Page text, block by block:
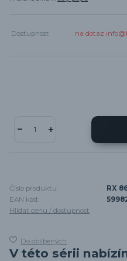
Dostupnost na dotaz
Číslo produktu:
RX
EAN kód:
Hlídat cenu / dostupnost
Do oblíbených
V této sérii